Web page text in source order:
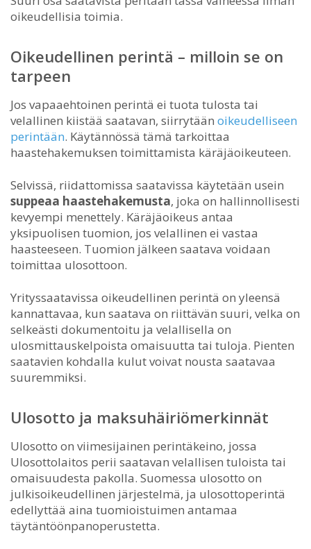
oikeudellisia toimia.
Oikeudellinen perintä – milloin se on
tarpeen
Jos vapaaehtoinen perintä ei tuota tulosta tai
velallinen kiistää saatavan, siirrytään oikeudelliseen
perintään. Käytännössä tämä tarkoittaa
haastehakemuksen toimittamista käräjäoikeuteen.
Selvissä, riidattomissa saatavissa käytetään usein
suppeaa haastehakemusta, joka on hallinnollisesti
kevyempi menettely. Käräjäoikeus antaa
yksipuolisen tuomion, jos velallinen ei vastaa
haasteeseen. Tuomion jälkeen saatava voidaan
toimittaa ulosottoon.
Yrityssaatavissa oikeudellinen perintä on yleensä
kannattavaa, kun saatava on riittävän suuri, velka on
selkeästi dokumentoitu ja velallisella on
ulosmittauskelpoista omaisuutta tai tuloja. Pienten
saatavien kohdalla kulut voivat nousta saatavaa
suuremmiksi.
Ulosotto ja maksuhäiriömerkinnät
Ulosotto on viimesijainen perintäkeino, jossa
Ulosottolaitos perii saatavan velallisen tuloista tai
omaisuudesta pakolla. Suomessa ulosotto on
julkisoikeudellinen järjestelmä, ja ulosottoperintä
edellyttää aina tuomioistuimen antamaa
täytäntöönpanoperustetta.